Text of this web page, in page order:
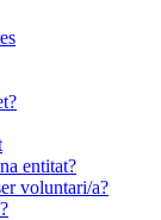
entitat?
voluntari/a?